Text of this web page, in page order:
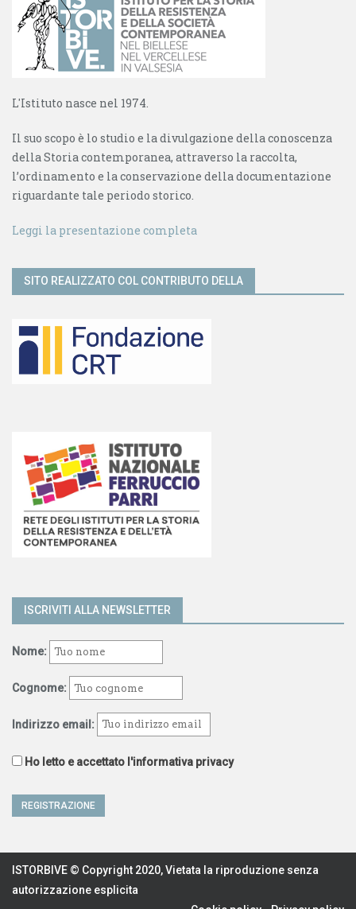
L'Istituto nasce nel 1974.
Il suo scopo è lo studio e la divulgazione della conoscenza
della Storia contemporanea, attraverso la raccolta,
l’ordinamento e la conservazione della documentazione
riguardante tale periodo storico.
Leggi la presentazione completa
SITO REALIZZATO COL CONTRIBUTO DELLA
ISCRIVITI ALLA NEWSLETTER
Nome:
Cognome:
Indirizzo email:
Ho letto e accettato l'informativa privacy
ISTORBIVE © Copyright 2020, Vietata la riproduzione senza
autorizzazione esplicita